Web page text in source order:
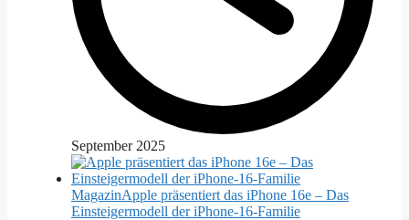
September 2025
MagazinApple präsentiert das iPhone 16e – Das
Einsteigermodell der iPhone-16-Familie